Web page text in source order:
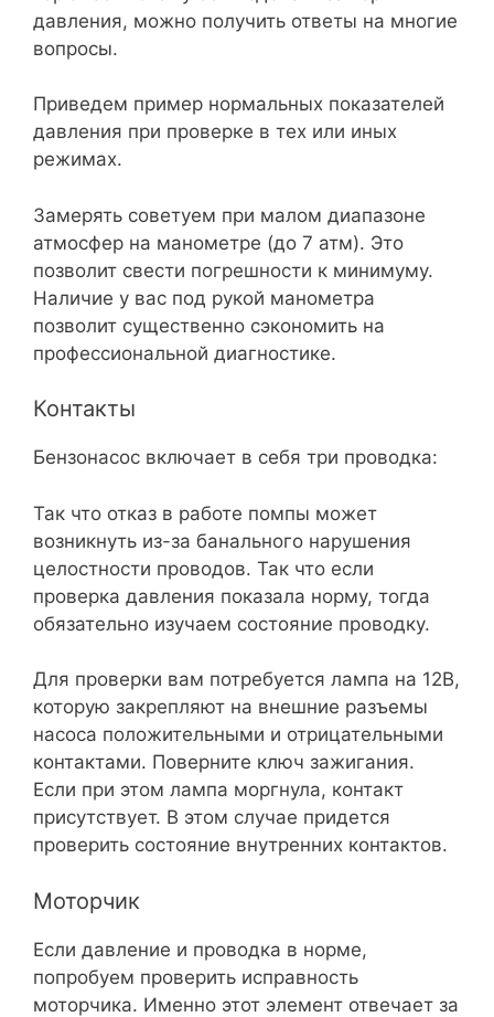
давления, можно получить ответы на многие
вопросы.
Приведем пример нормальных показателей
давления при проверке в тех или иных
режимах.
Замерять советуем при малом диапазоне
атмосфер на манометре (до 7 атм). Это
позволит свести погрешности к минимуму.
Наличие у вас под рукой манометра
позволит существенно сэкономить на
профессиональной диагностике.
Контакты
Бензонасос включает в себя три проводка:
Так что отказ в работе помпы может
возникнуть из-за банального нарушения
целостности проводов. Так что если
проверка давления показала норму, тогда
обязательно изучаем состояние проводку.
Для проверки вам потребуется лампа на 12В,
которую закрепляют на внешние разъемы
насоса положительными и отрицательными
контактами. Поверните ключ зажигания.
Если при этом лампа моргнула, контакт
присутствует. В этом случае придется
проверить состояние внутренних контактов.
Моторчик
Если давление и проводка в норме,
попробуем проверить исправность
моторчика. Именно этот элемент отвечает за